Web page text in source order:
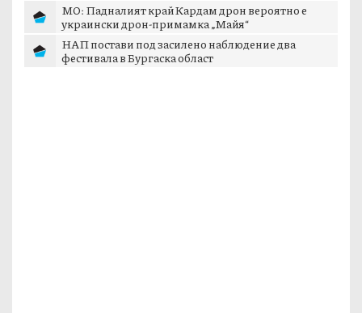
МО: Падналият край Кардам дрон вероятно е
украински дрон-примамка „Майя“
НАП постави под засилено наблюдение два
фестивала в Бургаска област